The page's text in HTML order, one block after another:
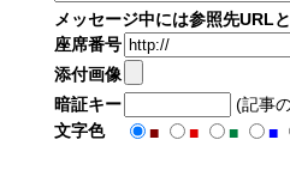
メッセージ中には参照先URL
座席番号
添付画像
暗証キー
(記事
文字色
■ ■ ■ ■